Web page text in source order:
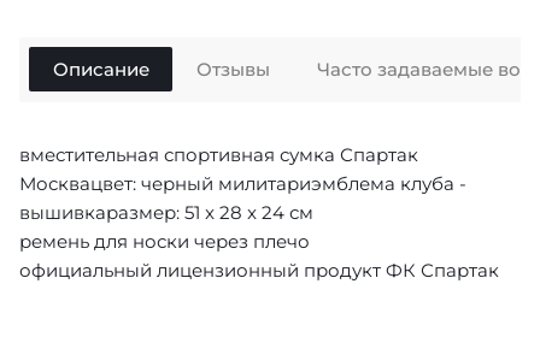
Описание
вместительная спортивная сумка Спартак
Москвацвет: черный милитариэмблема клуба -
вышивкаразмер: 51 x 28 x 24 см
ремень для носки через плечо
официальный лицензионный продукт ФК Спартак
Отзывы Часто задаваемые